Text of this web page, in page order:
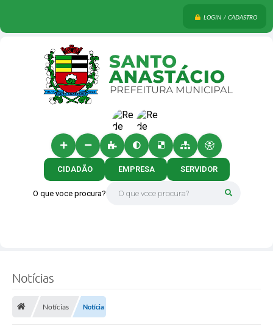
LOGIN / CADASTRO
O que voce procura?
CIDADÃO EMPRESA SERVIDOR
Notícias
Notícias Notícia